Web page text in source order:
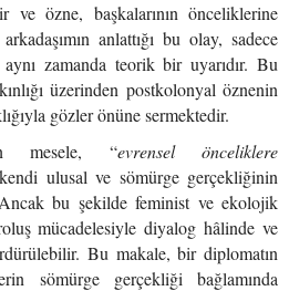
ve özne, başkalarının önceliklerine
anlattığı bu olay, sadece
zamanda teorik bir uyarıdır. Bu
üzerinden postkolonyal öznenin
gözler önüne sermektedir.
mesele, “evrensel önceliklere
ulusal ve sömürge gerçekliğinin
bu şekilde feminist ve ekolojik
mücadelesiyle diyalog hâlinde ve
Bu makale, bir diplomatın
sömürge gerçekliği bağlamında